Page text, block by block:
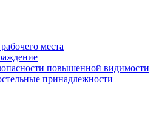
места
повышенной видимости
принадлежности